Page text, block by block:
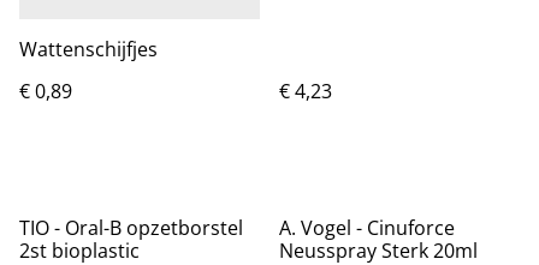
Wattenschijfjes
€ 0,89
€ 4,23
TIO - Oral-B opzetborstel
2st bioplastic
%
A. Vogel - Cinuforce
Neusspray Sterk 20ml